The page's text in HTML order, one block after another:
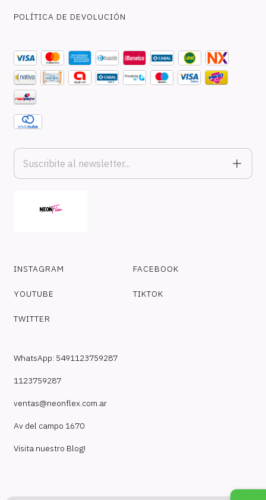
POLÍTICA DE DEVOLUCIÓN
INSTAGRAM FACEBOOK
YOUTUBE TIKTOK
TWITTER
WhatsApp: 5491123759287
1123759287
ventas@neonflex.com.ar
Av del campo 1670
Visita nuestro Blog!